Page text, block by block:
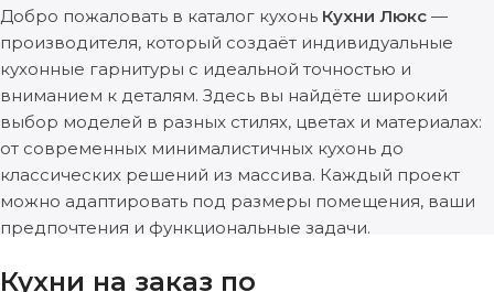
Добро пожаловать в каталог кухонь Кухни Люкс —
производителя, который создаёт индивидуальные
кухонные гарнитуры с идеальной точностью и
вниманием к деталям. Здесь вы найдёте широкий
выбор моделей в разных стилях, цветах и материалах:
от современных минималистичных кухонь до
классических решений из массива. Каждый проект
можно адаптировать под размеры помещения, ваши
предпочтения и функциональные задачи.
Кухни на заказ по